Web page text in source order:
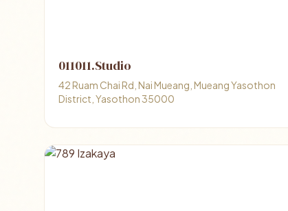
011011.Studio
42 Ruam Chai Rd, Nai Mueang, Mueang Yasothon
District, Yasothon 35000